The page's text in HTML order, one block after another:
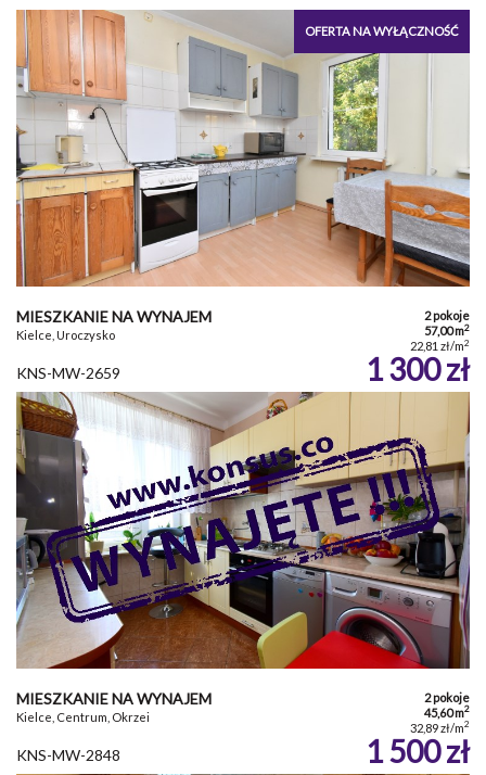
OFERTA NA WYŁĄCZNOŚĆ
MIESZKANIE NA WYNAJEM
Kielce, Uroczysko
2 pokoje
57,00 m2
22,81 zł/m2
KNS-MW-2659 1 300 zł
MIESZKANIE NA WYNAJEM
Kielce, Centrum, Okrzei
2 pokoje
45,60 m2
32,89 zł/m2
KNS-MW-2848 1 500 zł